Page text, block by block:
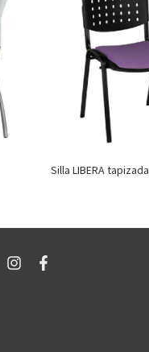
Silla LIBERA tapizada